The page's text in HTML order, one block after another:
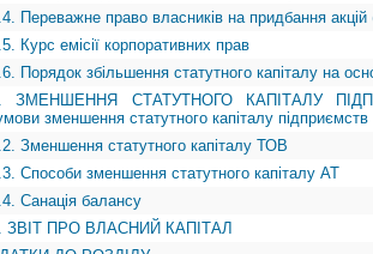
Переважне право власників на придбання акцій
Курс емісії корпоративних прав
Порядок збільшення статутного капіталу на
ЗМЕНШЕННЯ СТАТУТНОГО КАПІТАЛУ
зменшення статутного капіталу підприємств
Зменшення статутного капіталу ТОВ
Способи зменшення статутного капіталу АТ
Санація балансу
ЗВІТ ПРО ВЛАСНИЙ КАПІТАЛ